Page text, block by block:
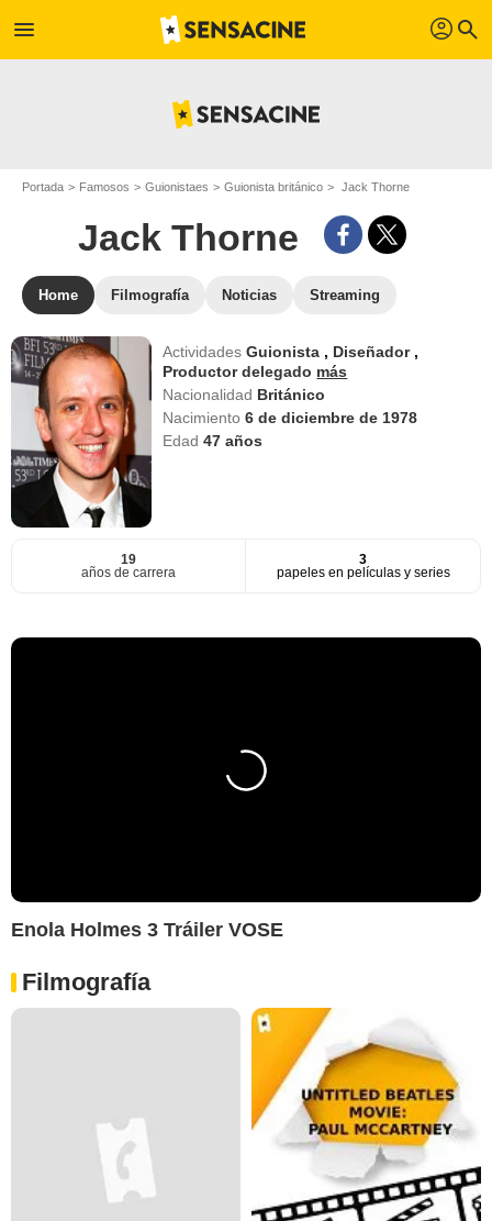
menu profil search
Portada Famosos Guionistaes Guionista británico Jack Thorne
Jack Thorne
Home Filmografía Noticias Streaming
ActividadesGuionista , Diseñador ,
Productor delegado más
Nacionalidad Británico
Nacimiento6 de diciembre de 1978
Edad47 años
19
años de carrera
3
papeles en películas y series
Enola Holmes 3 Tráiler VOSE
Filmografía